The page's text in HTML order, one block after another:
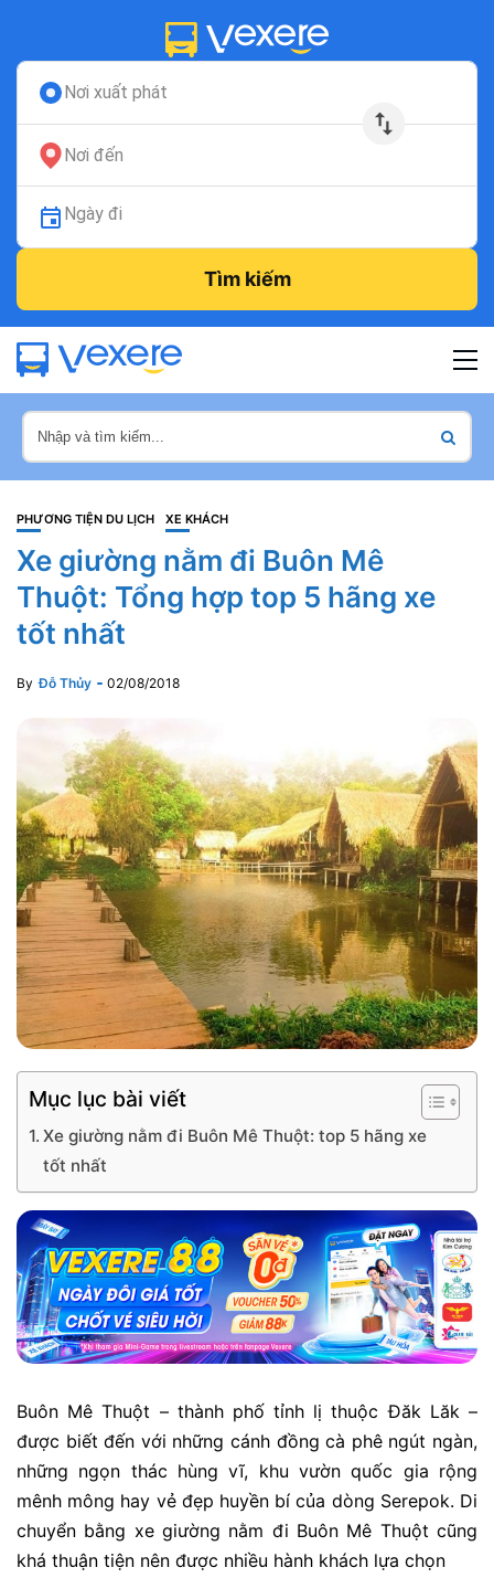
Nơi xuất phát
Nơi đến
Ngày đi
Tìm kiếm
PHƯƠNG TIỆN DU LỊCH XE KHÁCH
Xe giường nằm đi Buôn Mê
Thuột: Tổng hợp top 5 hãng xe
tốt nhất
By Đỗ Thủy 02/08/2018
Mục lục bài viết
Xe giường nằm đi Buôn Mê Thuột: top 5 hãng xe
tốt nhất
Buôn Mê Thuột – thành phố tỉnh lị thuộc Đăk Lăk –
được biết đến với những cánh đồng cà phê ngút ngàn,
những ngọn thác hùng vĩ, khu vườn quốc gia rộng
mênh mông hay vẻ đẹp huyền bí của dòng Serepok. Di
chuyển bằng xe giường nằm đi Buôn Mê Thuột cũng
khá thuận tiện nên được nhiều hành khách lựa chọn